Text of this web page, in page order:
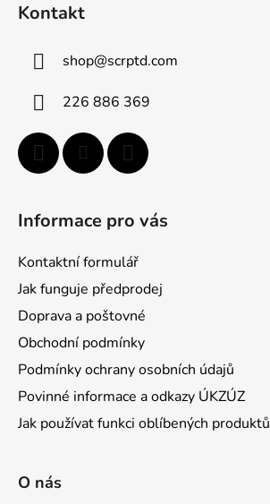
Kontakt
shop@scrptd.com
226 886 369
Informace pro vás
Kontaktní formulář
Jak funguje předprodej
Doprava a poštovné
Obchodní podmínky
Podmínky ochrany osobních údajů
Povinné informace a odkazy ÚKZÚZ
Jak používat funkci oblíbených produktů
O nás